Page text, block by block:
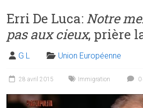
Erri De Luca: Notre
pas aux cieux, prière
G L Union Européenne
28 avril 2015 Immigration 0